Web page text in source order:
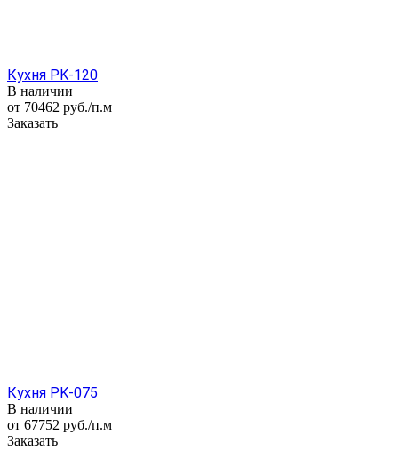
Кухня PK-120
В наличии
от 70462 руб./п.м
Заказать
Кухня PK-075
В наличии
от 67752 руб./п.м
Заказать